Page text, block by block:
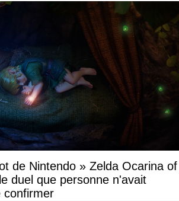
de Nintendo » Zelda Ocarina of
duel que personne n'avait
confirmer